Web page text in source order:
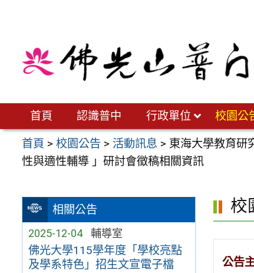
首頁 認識普中 行政單位 校園公
首頁 >校園公告 > 活動訊息 > 東海大學教育研
性與適性輔導 」研討會徵稿相關資訊
相關公告
2025-12-04 輔導室
佛光大學115學年度「學校亮點
及學系特色」招生文宣電子檔
校
公告